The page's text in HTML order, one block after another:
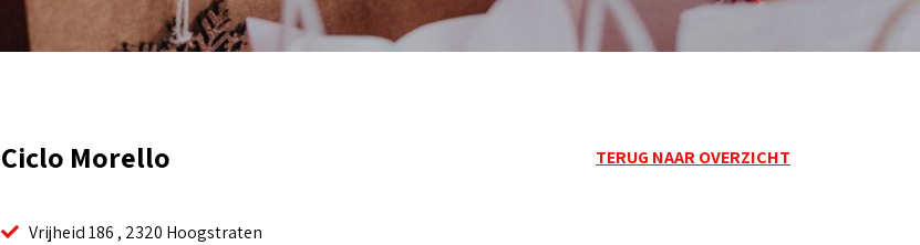
Ciclo Morello TERUG NAAR OVERZICHT
Vrijheid 186 , 2320 Hoogstraten